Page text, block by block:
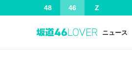
48 46 Z
ニュース